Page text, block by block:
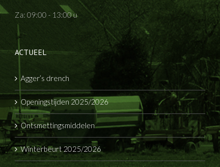
Za: 09:00 - 13:00 u
ACTUEEL
Agger’s drench
Openingstijden 2025/2026
Ontsmettingsmiddelen
Winterbeurt 2025/2026